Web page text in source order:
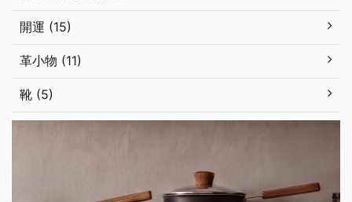
開運 (15)
革小物 (11)
靴 (5)